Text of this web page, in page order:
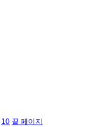
10 끝 페이지